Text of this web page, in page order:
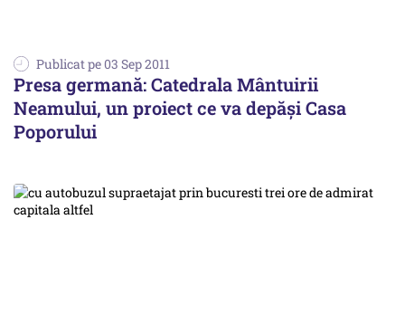
Publicat pe 03 Sep 2011
Presa germană: Catedrala Mântuirii
Neamului, un proiect ce va depăşi Casa
Poporului